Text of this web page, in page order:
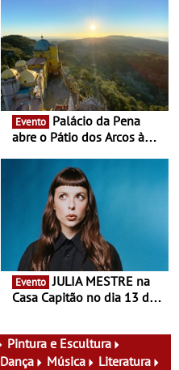
Evento
abre o Pátio dos Arcos à
Evento JULIA MESTRE na
Casa Capitão no dia 13 de
Pintura e Escultura
Dança Música
Literatura